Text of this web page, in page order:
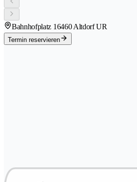
Bahnhofplatz 16460 Altdorf UR
Termin reservieren